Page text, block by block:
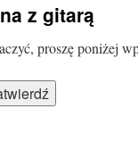
z gitarą
proszę poniżej